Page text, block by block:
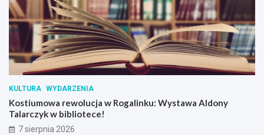
a
w
D
w
o
r
k
r
z
y
KULTURA WYDARZENIA
Kostiumowa rewolucja w Rogalinku: Wystawa Aldony
Talarczyk w bibliotece!
7 sierpnia 2026